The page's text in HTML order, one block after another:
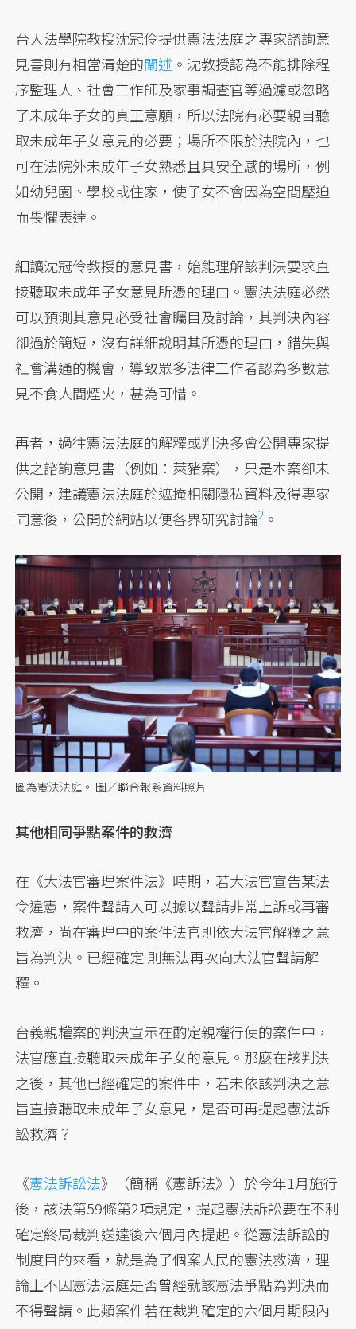
台大法學院教授沈冠伶提供憲法法庭之專家諮詢意
見書則有相當清楚的闡述 。沈教授認為不能排除程
序監理人、社會工作師及家事調查官等過濾或忽略
了未成年子女的真正意願，所以法院有必要親自聽
取未成年子女意見的必要；場所不限於法院內，也
可在法院外未成年子女熟悉且具安全感的場所，例
如幼兒園、學校或住家，使子女不會因為空間壓迫
而畏懼表達。
細讀沈冠伶教授的意見書，始能理解該判決要求直
接聽取未成年子女意見所憑的理由。憲法法庭必然
可以預測其意見必受社會矚目及討論，其判決內容
卻過於簡短，沒有詳細說明其所憑的理由，錯失與
社會溝通的機會，導致眾多法律工作者認為多數意
見不食人間煙火，甚為可惜。
再者，過往憲法法庭的解釋或判決多會公開專家提
供之諮詢意見書（例如：萊豬案），只是本案卻未
公開，建議憲法法庭於遮掩相關隱私資料及得專家
同意後，公開於網站以便各界研究討論2 。
圖為憲法法庭。 圖／聯合報系資料照片
其他相同爭點案件的救濟
在《大法官審理案件法》時期，若大法官宣告某法
令違憲，案件聲請人可以據以聲請非常上訴或再審
救濟，尚在審理中的案件法官則依大法官解釋之意
旨為判決。已經確定 則無法再次向大法官聲請解
釋。
台義親權案的判決宣示在酌定親權行使的案件中，
法官應直接聽取未成年子女的意見。那麼在該判決
之後，其他已經確定的案件中，若未依該判決之意
旨直接聽取未成年子女意見，是否可再提起憲法訴
訟救濟？
《憲法訴訟法》（簡稱《憲訴法》）於今年1月施行
後，該法第59條第2項規定，提起憲法訴訟要在不利
確定終局裁判送達後六個月內提起。從憲法訴訟的
制度目的來看，就是為了個案人民的憲法救濟，理
論上不因憲法法庭是否曾經就該憲法爭點為判決而
不得聲請。此類案件若在裁判確定的六個月期限內